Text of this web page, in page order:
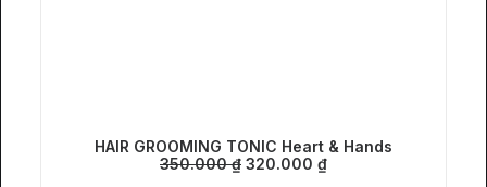
THÊM VÀO GIỎ HÀNG
HAIR GROOMING TONIC Heart & Hands
350.000₫ Giá
320.000 ₫Giá